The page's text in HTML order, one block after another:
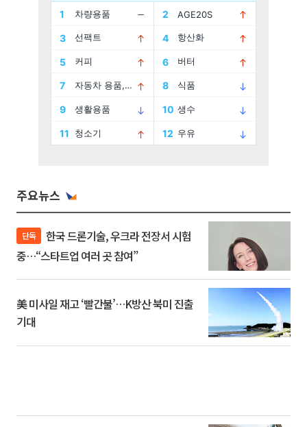
주요뉴스
단독
중…“스타트업 여러 곳 참여”
美 미사일 재고 ‘빨간불’…K방산 북미 진출
기대